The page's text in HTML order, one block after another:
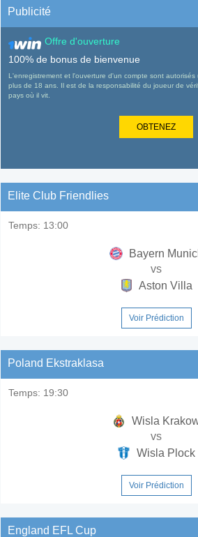
Publicité
Offre d'ouverture
100% de bonus de bienvenue
L'enregistrement et l'ouverture d'un compte sont
plus de 18 ans. Il est de la responsabilité du joueur de
pays où il vit.
OBTENEZ
Elite Club Friendlies
Temps: 13:00
Bayern
vs
Aston Villa
Voir Prédiction
Poland Ekstraklasa
Temps: 19:30
Wisla
vs
Wisla Plock
Voir Prédiction
England EFL Cup